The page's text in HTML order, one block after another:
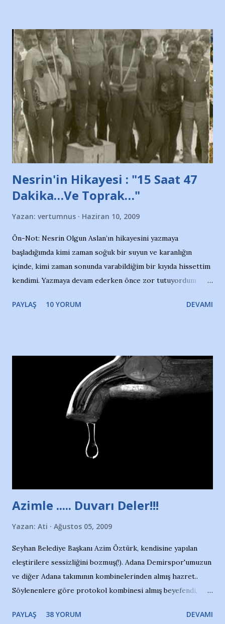
ve ürünlerini Bursa şehrinde görmek istemediklerini bir
protesto eylemiyle açıkladıklarını bildiriyordu.. Bu grup
adına açıklama yapan şahsı muhterem(!) ''Açık ve net olarak
söylüyoruz. Bu son uyarımızdır. Bunun yanısıra, bu takımlara
ait tanıtıcı ilanların asılmasına izin veren Bursa Büyükşehir
Belediyesi ile mağazaların bulunduğu alışveriş merkezlerini
de kınıyoruz'' diye de eklemiş .. Blogumuzda okuduğum bu
yazının hemen ardından bu habe...
Nesrin'in Hikayesi : "15 Saat 47
Dakika…Ve Toprak…"
Yazan: vertumnus Haziran 10, 2009
Ön-Not: Nesrin Olgun Aslan’ın hikayesini yazmaya
başladığımda kimi zaman soğuk bir suyun ve karanlığın
içinde, kimi zaman sonunda varabildiğim bir kıyıda hissettim
kendimi. Yazmaya devam ederken önce zor tutuyordum
Yazımı, ağlayarak bitirebildim ancak…Kendisinin web
Nesrin’in Hikayesi’ne başlıyorum… 1964 Adana Yüzme
havuzunun kenarında 7 yaşında kara kuru bir kız çocuğu
duruyor. Havuzun içinde Adana Demirspor Kulübü
yüzücüleri. Erkekler çoğunlukta. Küçük kız etrafına bakıyor.
Sadece 4 kız çocuğu var. Nesrin, Adana Demirspor’un 4
kızından biri oluyor o gün…Giriyor havuza. 1973 – 1975
Adana Nesrin, 16 yaşında. Yüzüyor. 7 yaşında girdiği
Türkiye 3.lüğü var. 17 yaşında mar...
PAYLAŞ 10 YORUM DEVAMI
Azimle ..... Duvarı Deler!!!
Yazan: Ati Ağustos 05, 2009
Seyhan Belediye Başkanı Azim Öztürk, kendisine yapılan
eleştirilere sessizliğini bozmuş(!). Adana Demirspor'umuzun
ve diğer Adana takımının kombinelerinden almış hazret..
Söylenenlere göre protokol kombinesi almış beyefendi,
ki kombineyi Bekir Başkan'dan alırken; dillere destan..
PAYLAŞ 38 YORUM DEVAMI